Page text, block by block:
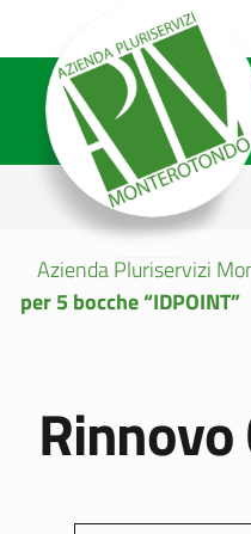
Azienda Pluriservizi
per 5 bocche “IDPOINT”
Rinnovo